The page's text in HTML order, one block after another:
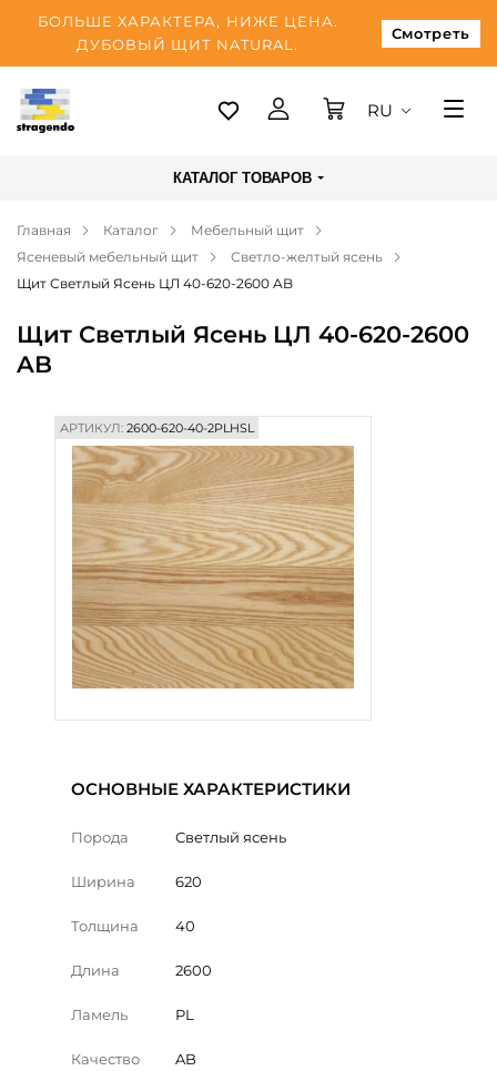
БОЛЬШЕ ХАРАКТЕРА, НИЖЕ ЦЕНА.
ДУБОВЫЙ ЩИТ NATURAL.
Смотреть
Таллинн
Оплата
О нас
Блог
Контакты
RU
КАТАЛОГ ТОВАРОВ
Главная Каталог
Мебельный щит
Ясеневый мебельный щит
Светло-желтый ясень
Щит Светлый Ясень ЦЛ 40-620-2600 AB
Щит Светлый Ясень ЦЛ 40-620-2600
AB
АРТИКУЛ:2600-620-40-2PLHSL
ОСНОВНЫЕ ХАРАКТЕРИСТИКИ
Порода Светлый ясень
Ширина 620
Толщина 40
Длина 2600
Ламель PL
Качество AB